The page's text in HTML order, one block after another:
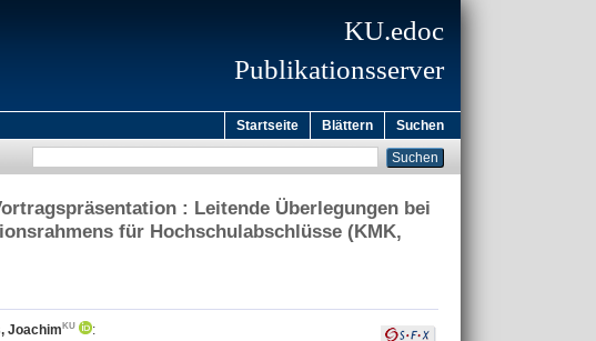
KU.edoc
Publikationsserver
Startseite Blättern Suchen
: Leitende Überlegungen bei
für Hochschulabschlüsse (KMK,
Joachim
: